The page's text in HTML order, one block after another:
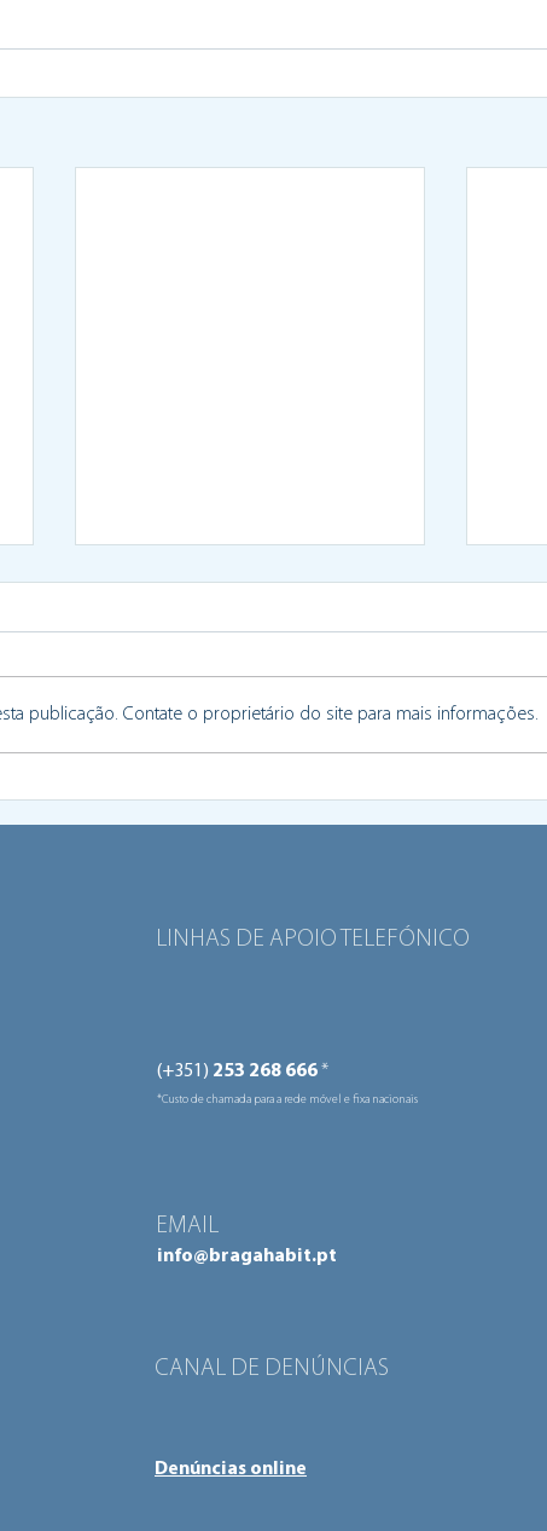
publicação. Contate o proprietário do site para mais informações.
LINHAS DE APOIO TELEFÓNICO
(+351) 253 268 666*
*Custo de chamada para a rede móvel e fixa nacionais
EMAIL
info@bragahabit.pt
CANAL DE DENÚNCIAS
Denúncias online